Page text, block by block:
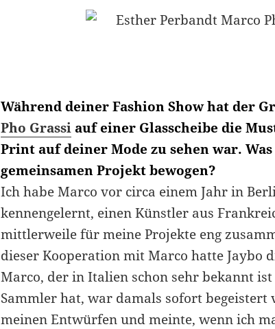
Während deiner Fashion Show hat der
Pho Grassi auf einer Glasscheibe die
Print auf deiner Mode zu sehen war.
gemeinsamen Projekt bewogen?
Ich habe Marco vor circa einem Jahr in
kennengelernt, einen Künstler aus
mittlerweile für meine Projekte eng
dieser Kooperation mit Marco hatte Jaybo
Marco, der in Italien schon sehr bekannt
Sammler hat, war damals sofort begeistert
meinen Entwürfen und meinte, wenn ich